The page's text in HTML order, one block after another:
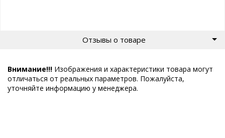
Отзывы о товаре
Внимание!!! Изображения и характеристики товара могут
отличаться от реальных параметров. Пожалуйста,
уточняйте информацию у менеджера.